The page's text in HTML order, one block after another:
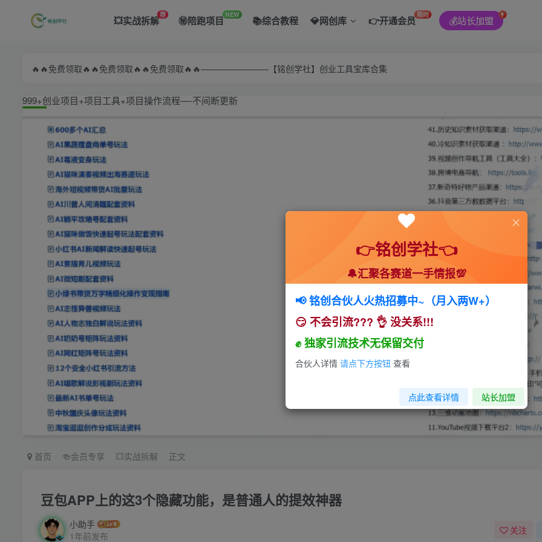
💥实战拆解荐 ㊙️陪跑项目NEW 📚综合教程 💎网创库 👉开通会员限时 💰站长加盟
🔥🔥免费领取🔥🔥免费领取🔥🔥免费领取🔥🔥————————【铭创学社】创业工具宝库合集
999+创业项目+项目工具+项目操作流程—-不间断更新
首页 🍻会员专享 💥实战拆解 正文
豆包APP上的这3个隐藏功能，是普通人的提效神器
小助手
1年前发布
关注
👉铭创学社👈
🔔汇聚各赛道一手情报💯
📢 铭创合伙人火热招募中~（月入两W+）
😏 不会引流??? 👌 没关系!!!
✊ 独家引流技术无保留交付
合伙人详情 请点下方按钮 查看
点此查看详情 站长加盟